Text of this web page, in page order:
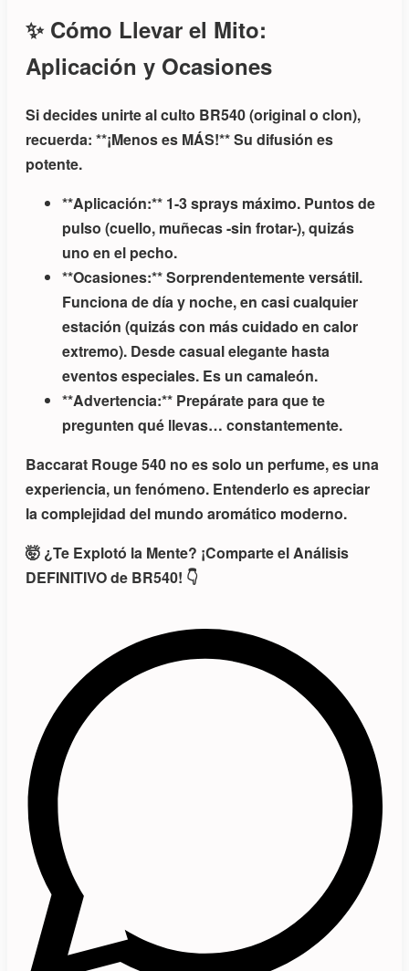
✨ Cómo Llevar el Mito:
Aplicación y Ocasiones
Si decides unirte al culto BR540 (original o clon),
recuerda: **¡Menos es MÁS!** Su difusión es
potente.
**Aplicación:** 1-3 sprays máximo. Puntos de
pulso (cuello, muñecas -sin frotar-), quizás
uno en el pecho.
**Ocasiones:** Sorprendentemente versátil.
Funciona de día y noche, en casi cualquier
estación (quizás con más cuidado en calor
extremo). Desde casual elegante hasta
eventos especiales. Es un camaleón.
**Advertencia:** Prepárate para que te
pregunten qué llevas… constantemente.
Baccarat Rouge 540 no es solo un perfume, es una
experiencia, un fenómeno. Entenderlo es apreciar
la complejidad del mundo aromático moderno.
🤯 ¿Te Explotó la Mente? ¡Comparte el Análisis
DEFINITIVO de BR540! 👇